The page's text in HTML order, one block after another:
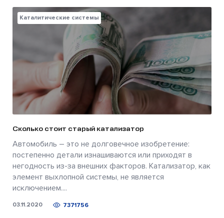
Каталитические системы
Сколько стоит старый катализатор
Автомобиль – это не долговечное изобретение:
постепенно детали изнашиваются или приходят в
негодность из-за внешних факторов. Катализатор, как
элемент выхлопной системы, не является
исключением....
03.11.2020 7371756